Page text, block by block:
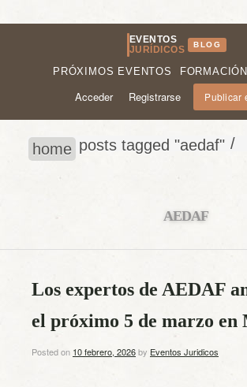
EVENTOS
JURÍDICOS
BLOG
PRÓXIMOS EVENTOS FORMACIÓN
Acceder Registrarse Publicar
home /
posts tagged "aedaf"
AEDAF
Los expertos de AEDAF
el próximo 5 de marzo en
Posted on 10 febrero, 2026by Eventos Juridicos